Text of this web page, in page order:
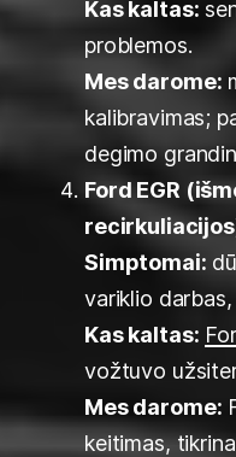
Kas kaltas:
problemos.
Mes darome:
kalibravimas;
degimo
Ford EGR
Simptomai:
variklio
Kas kaltas:
vožtuvo
Mes darome:
keitimas,